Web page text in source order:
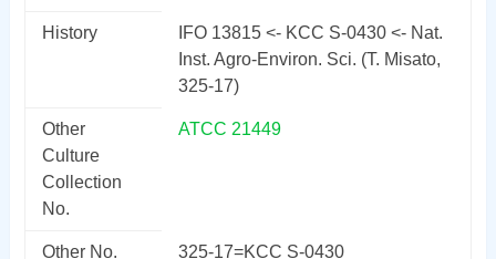
History
IFO 13815 <- KCC S-0430 <- Nat.
Inst. Agro-Environ. Sci. (T. Misato,
325-17)
Other
Culture
Collection
No.
ATCC 21449
Other No. 325-17=KCC S-0430